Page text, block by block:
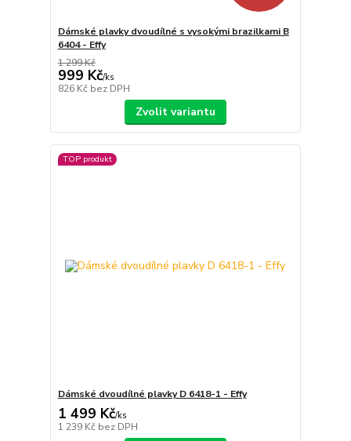
Dámské plavky dvoudílné s vysokými brazilkami B
6404 - Effy
1 299 Kč
999 Kč/ks
826 Kč bez DPH
Zvolit variantu
TOP produkt
Dámské dvoudílné plavky D 6418-1 - Effy
1 499 Kč/ks
1 239 Kč bez DPH